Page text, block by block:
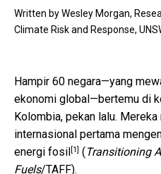
Written byWesley Morgan,
Climate Risk and Response,
Hampir 60 negara—yang
ekonomi global—bertemu di
Kolombia, pekan lalu.
internasional pertama
energi fosil [1] ( Transitioning
Fuels/TAFF).